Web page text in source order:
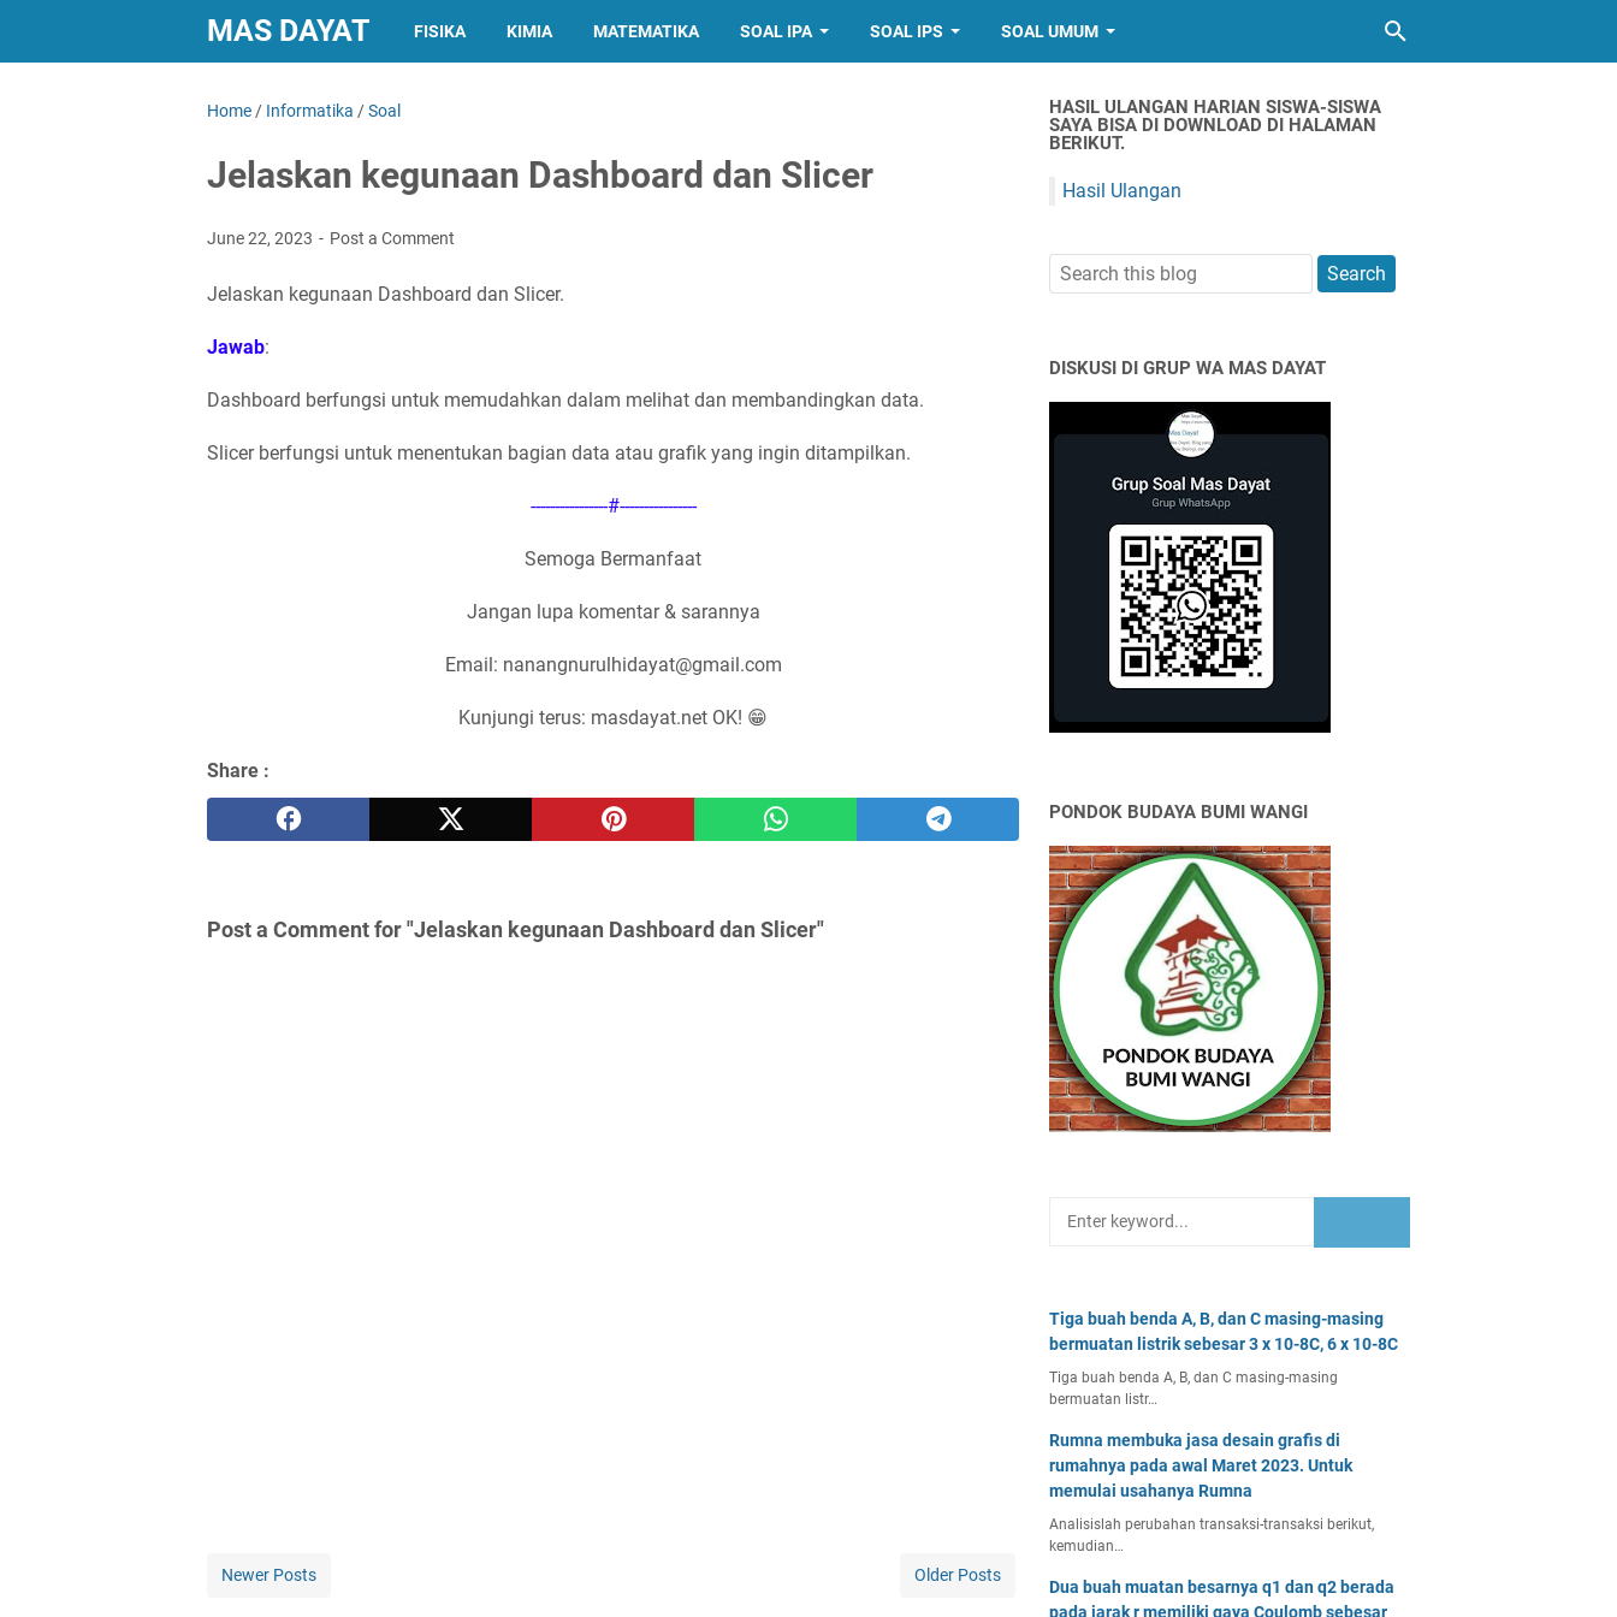
MAS DAYAT FISIKA KIMIA MATEMATIKA SOAL IPA SOAL IPS SOAL UMUM
Home / Informatika /Soal
Jelaskan kegunaan Dashboard dan Slicer
June 22, 2023 Post a Comment
Jelaskan kegunaan Dashboard dan Slicer.
Jawab:
Dashboard berfungsi untuk memudahkan dalam melihat dan membandingkan data.
Slicer berfungsi untuk menentukan bagian data atau grafik yang ingin ditampilkan.
----------------#----------------
Semoga Bermanfaat
Jangan lupa komentar & sarannya
Email: nanangnurulhidayat@gmail.com
Kunjungi terus: masdayat.net OK! 😁
Share :
Post a Comment for "Jelaskan kegunaan Dashboard dan Slicer"
Newer Posts Older Posts
HASIL ULANGAN HARIAN SISWA-SISWA
SAYA BISA DI DOWNLOAD DI HALAMAN
BERIKUT.
Hasil Ulangan
DISKUSI DI GRUP WA MAS DAYAT
PONDOK BUDAYA BUMI WANGI
Tiga buah benda A, B, dan C masing-masing
bermuatan listrik sebesar 3 x 10-8C, 6 x 10-8C
Tiga buah benda A, B, dan C masing-masing
bermuatan listr…
Rumna membuka jasa desain grafis di
rumahnya pada awal Maret 2023. Untuk
memulai usahanya Rumna
Analisislah perubahan transaksi-transaksi berikut,
kemudian…
Dua buah muatan besarnya q1 dan q2 berada
pada jarak r memiliki gaya Coulomb sebesar